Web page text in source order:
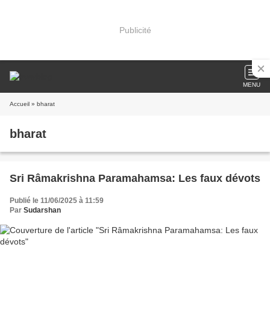
Publicité
MENU
Accueil » bharat
bharat
Sri Râmakrishna Paramahamsa: Les faux dévots
Publié le 11/06/2025 à 11:59
Par Sudarshan